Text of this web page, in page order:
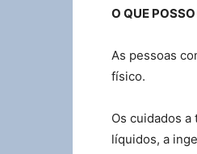
O QUE
As pessoas
físico.
Os cuidados
líquidos, a